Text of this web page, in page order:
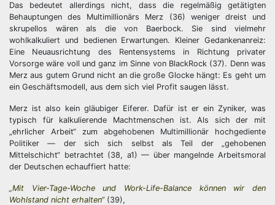
Das bedeutet allerdings nicht, dass die regelmäßig getätigten
Behauptungen des Multimillionärs Merz (36) weniger dreist und
skrupellos wären als die von Baerbock. Sie sind vielmehr
wohlkalkuliert und bedienen Erwartungen. Kleiner Gedankenanreiz:
Eine Neuausrichtung des Rentensystems in Richtung privater
Vorsorge wäre voll und ganz im Sinne von BlackRock (37). Denn was
Merz aus gutem Grund nicht an die große Glocke hängt: Es geht um
ein Geschäftsmodell, aus dem sich viel Profit saugen lässt.
Merz ist also kein gläubiger Eiferer. Dafür ist er ein Zyniker, was
typisch für kalkulierende Machtmenschen ist. Als sich der mit
„ehrlicher Arbeit“ zum abgehobenen Multimillionär hochgediente
Politiker — der sich sich selbst als Teil der „gehobenen
Mittelschicht“ betrachtet (38, a1) — über mangelnde Arbeitsmoral
der Deutschen echauffiert hatte:
„Mit Vier-Tage-Woche und Work-Life-Balance können wir den
Wohlstand nicht erhalten“(39),